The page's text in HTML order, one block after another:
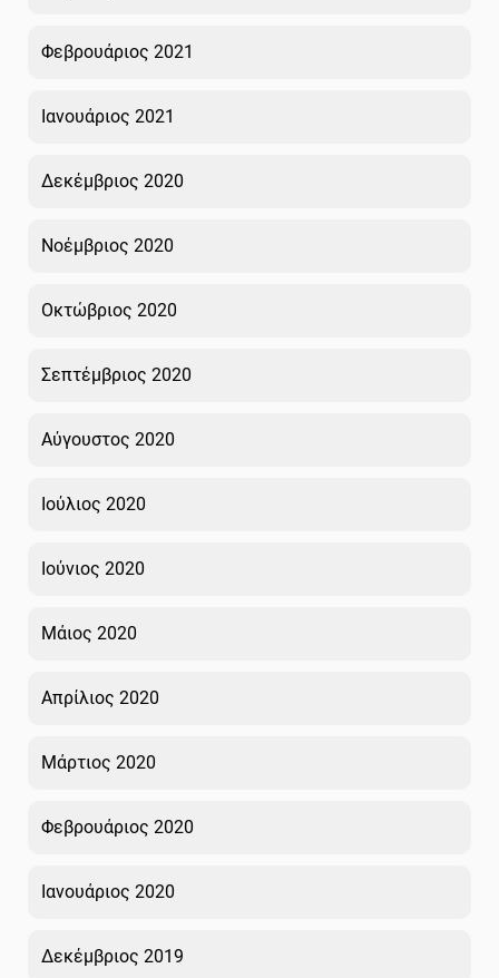
Φεβρουάριος 2021
Ιανουάριος 2021
Δεκέμβριος 2020
Νοέμβριος 2020
Οκτώβριος 2020
Σεπτέμβριος 2020
Αύγουστος 2020
Ιούλιος 2020
Ιούνιος 2020
Μάιος 2020
Απρίλιος 2020
Μάρτιος 2020
Φεβρουάριος 2020
Ιανουάριος 2020
Δεκέμβριος 2019